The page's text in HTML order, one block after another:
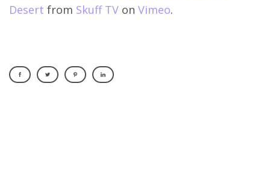
Desert from Skuff TV on Vimeo.